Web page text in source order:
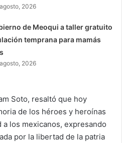
2026
de Meoqui a taller gratuito
temprana para mamás
2026
Soto, resaltó que hoy
de los héroes y heroínas
los mexicanos, expresando
por la libertad de la patria